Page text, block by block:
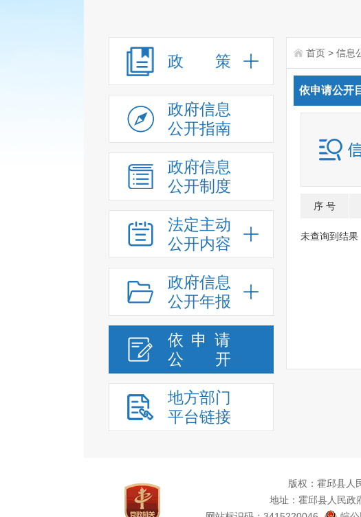
政 策
政府信息
公开指南
政府信息
公开制度
法定主动
公开内容
政府信息
公开年报
依申请
公
开
地方部门
平台链接
首页 > 信息
依申请公开
序 号
未查询到结果
版权：霍邱县人
地址：霍邱县人民政